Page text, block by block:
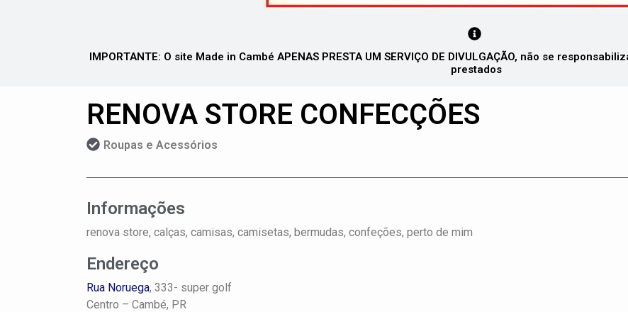
IMPORTANTE: O site Made in Cambé APENAS PRESTA UM SERVIÇO DE DIVULGAÇÃO, não se
prestados
RENOVA STORE CONFECÇÕES
Roupas e Acessórios
Informações
renova store, calças, camisas, camisetas, bermudas, confeções, perto de mim
Endereço
Rua Noruega, 333- super golf
Centro – Cambé, PR